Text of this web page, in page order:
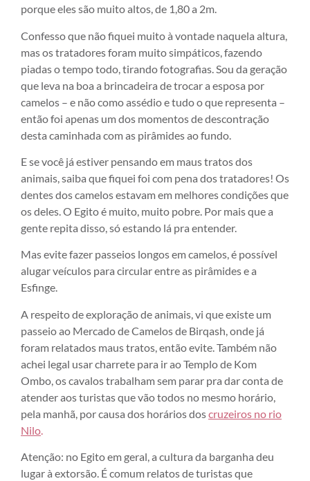
porque eles são muito altos, de 1,80 a 2m.
Confesso que não fiquei muito à vontade naquela altura,
mas os tratadores foram muito simpáticos, fazendo
piadas o tempo todo, tirando fotografias. Sou da geração
que leva na boa a brincadeira de trocar a esposa por
camelos – e não como assédio e tudo o que representa –
então foi apenas um dos momentos de descontração
desta caminhada com as pirâmides ao fundo.
E se você já estiver pensando em maus tratos dos
animais, saiba que fiquei foi com pena dos tratadores! Os
dentes dos camelos estavam em melhores condições que
os deles. O Egito é muito, muito pobre. Por mais que a
gente repita disso, só estando lá pra entender.
Mas evite fazer passeios longos em camelos, é possível
alugar veículos para circular entre as pirâmides e a
Esfinge.
A respeito de exploração de animais, vi que existe um
passeio ao Mercado de Camelos de Birqash, onde já
foram relatados maus tratos, então evite. Também não
achei legal usar charrete para ir ao Templo de Kom
Ombo, os cavalos trabalham sem parar pra dar conta de
atender aos turistas que vão todos no mesmo horário,
pela manhã, por causa dos horários doscruzeiros no rio
Nilo.
Atenção: no Egito em geral, a cultura da barganha deu
lugar à extorsão. É comum relatos de turistas que